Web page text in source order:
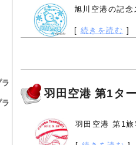
旭川空港の記
[ 続きを読む ]
羽田空港 第1タ
羽田空港 第1